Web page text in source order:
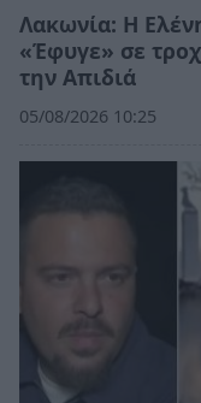
Λακωνία: Η
«Έφυγε» σε
την Απιδιά
05/08/2026 10:25